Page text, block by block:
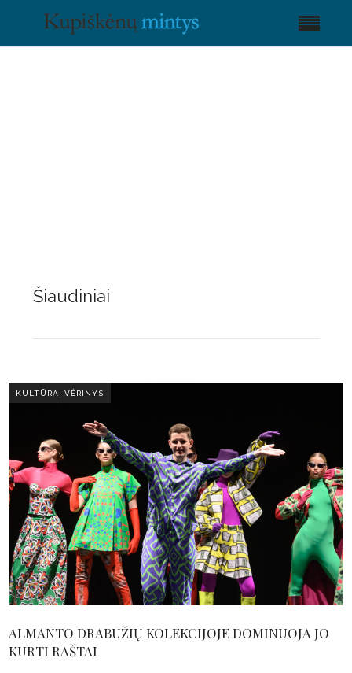
Šiaudiniai
KULTŪRA ,VĖRINYS
ALMANTO DRABUŽIŲ KOLEKCIJOJE DOMINUOJA JO
KURTI RAŠTAI